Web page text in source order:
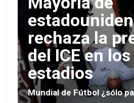
rechaza la
del ICE en los
estadios
Mundial de Fútbol ¿sólo